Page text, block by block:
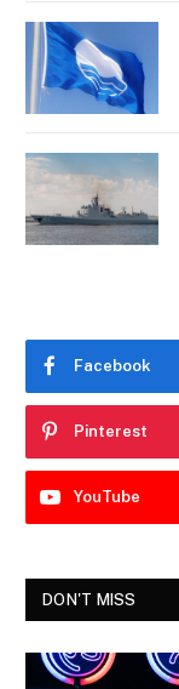
Facebook
Pinterest
YouTube
DON'T MISS